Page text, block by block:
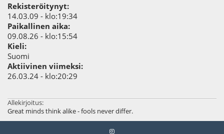
Rekisteröitynyt:
14.03.09 - klo:19:34
Paikallinen aika:
09.08.26 - klo:15:54
Kieli:
Suomi
Aktiivinen viimeksi:
26.03.24 - klo:20:29
Allekirjoitus:
Great minds think alike - fools never differ.